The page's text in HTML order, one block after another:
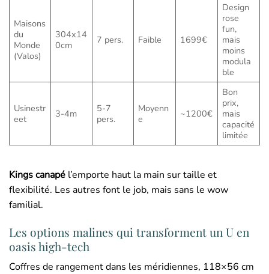
Maisons
du
Monde
(Valos)
304x14
0cm
7 pers. Faible 1699€
Design
rose
fun,
mais
moins
modula
ble
Usinestr
eet
3-4m
5-7
pers.
Moyenn
e
~1200€
Bon
prix,
mais
capacité
limitée
Kings canapé l’emporte haut la main sur taille et
flexibilité. Les autres font le job, mais sans le wow
familial.
Les options malines qui transforment un U en
oasis high-tech
Coffres de rangement dans les méridiennes, 118×56 cm